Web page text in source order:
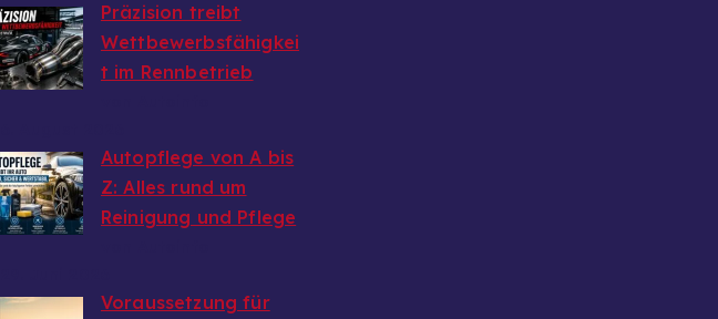
Präzision treibt
Wettbewerbsfähigkei
t im Rennbetrieb
Autopflege von A bis
Z: Alles rund um
Reinigung und Pflege
Voraussetzung für